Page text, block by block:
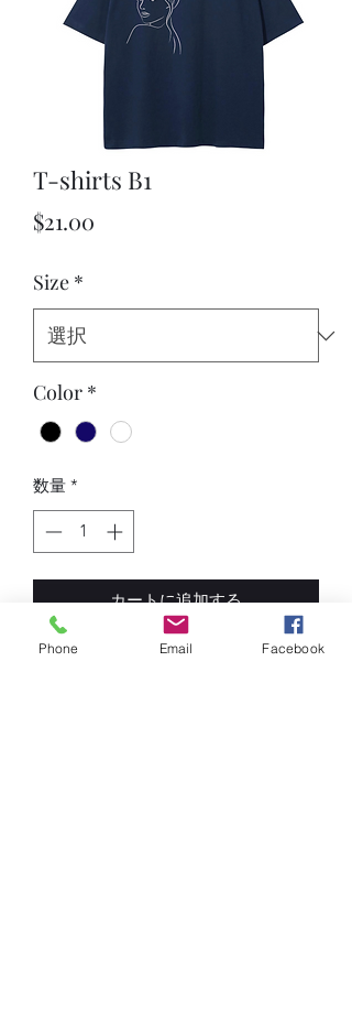
T-shirts B1
$21.00
Size *
Color *
数量 *
カートに追加する
Phone Email Facebook